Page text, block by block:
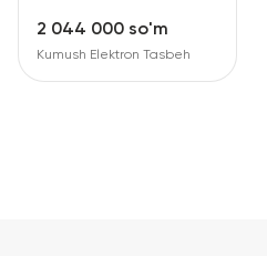
RU
2 044 000 so'm
Kumush Elektron Tasbeh